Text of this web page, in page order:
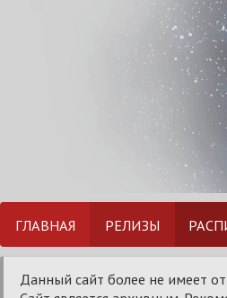
ГЛАВНАЯ РЕЛИЗЫ
Данный сайт более не имеет